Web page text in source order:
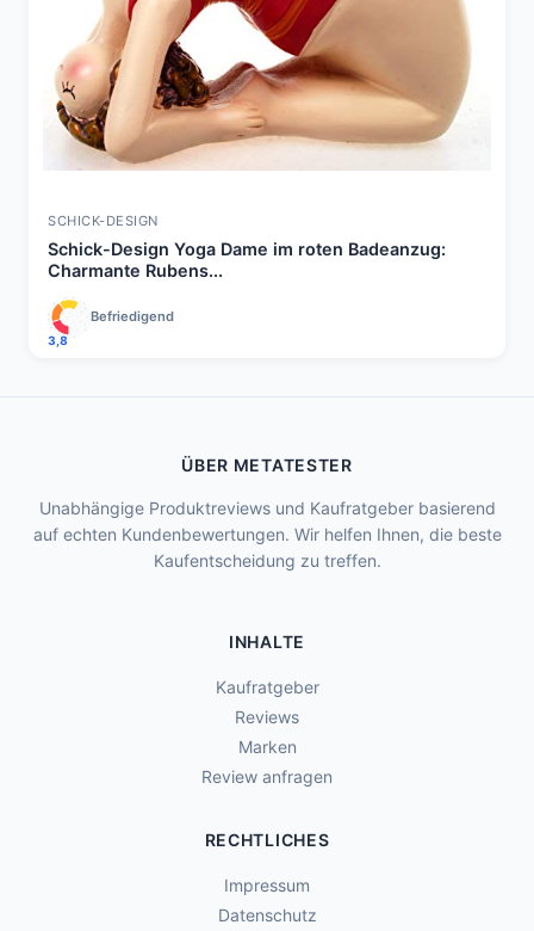
SCHICK-DESIGN
Schick-Design Yoga Dame im roten Badeanzug:
Charmante Rubens...
3,8
Befriedigend
ÜBER METATESTER
Unabhängige Produktreviews und Kaufratgeber basierend
auf echten Kundenbewertungen. Wir helfen Ihnen, die beste
Kaufentscheidung zu treffen.
INHALTE
Kaufratgeber
Reviews
Marken
Review anfragen
RECHTLICHES
Impressum
Datenschutz